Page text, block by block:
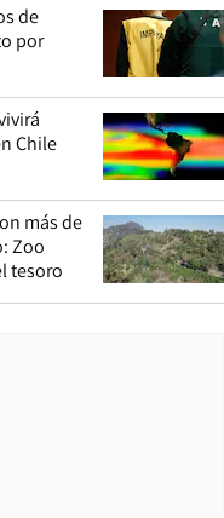
de
por
Chile
más de
Zoo
tesoro